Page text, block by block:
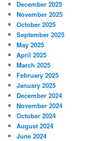
December 2025
November 2025
October 2025
September 2025
May 2025
April 2025
March 2025
February 2025
January 2025
December 2024
November 2024
October 2024
August 2024
June 2024